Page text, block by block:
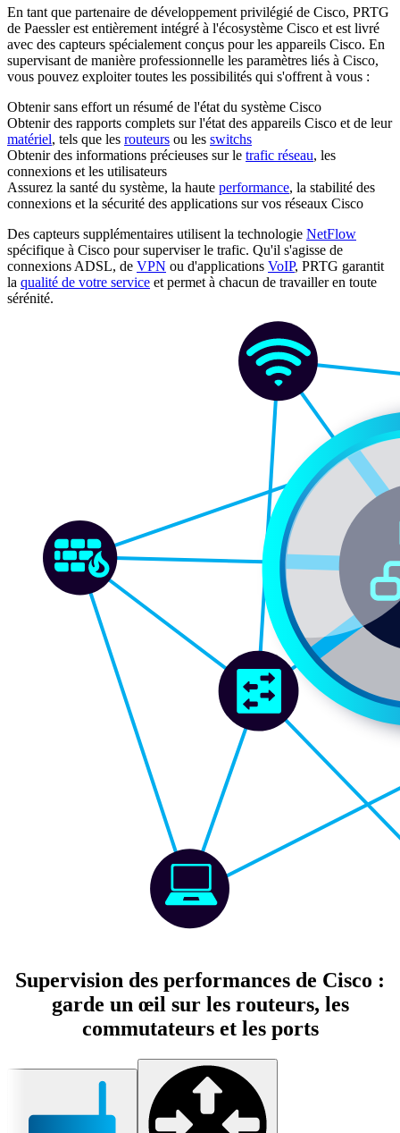
En tant que partenaire de développement privilégié de Cisco, PRTG
de Paessler est entièrement intégré à l'écosystème Cisco et est livré
avec des capteurs spécialement conçus pour les appareils Cisco. En
supervisant de manière professionnelle les paramètres liés à Cisco,
vous pouvez exploiter toutes les possibilités qui s'offrent à vous :
Obtenir sans effort un résumé de l'état du système Cisco
Obtenir des rapports complets sur l'état des appareils Cisco et de leur
matériel, tels que les routeurs ou les switchs
Obtenir des informations précieuses sur le trafic réseau, les
connexions et les utilisateurs
Assurez la santé du système, la haute performance, la stabilité des
connexions et la sécurité des applications sur vos réseaux Cisco
Des capteurs supplémentaires utilisent la technologie NetFlow
spécifique à Cisco pour superviser le trafic. Qu'il s'agisse de
connexions ADSL, de VPN ou d'applications VoIP, PRTG garantit
la qualité de votre service et permet à chacun de travailler en toute
sérénité.
Supervision des performances de Cisco :
garde un œil sur les routeurs, les
commutateurs et les ports